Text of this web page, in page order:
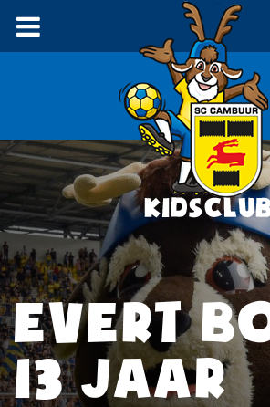
EVERT
13 JAAR